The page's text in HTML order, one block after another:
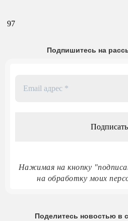
97
Подпишитесь на
Нажимая на кнопку
на обработку моих
Поделитесь новостью в